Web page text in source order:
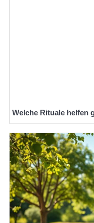
Welche Rituale helfen